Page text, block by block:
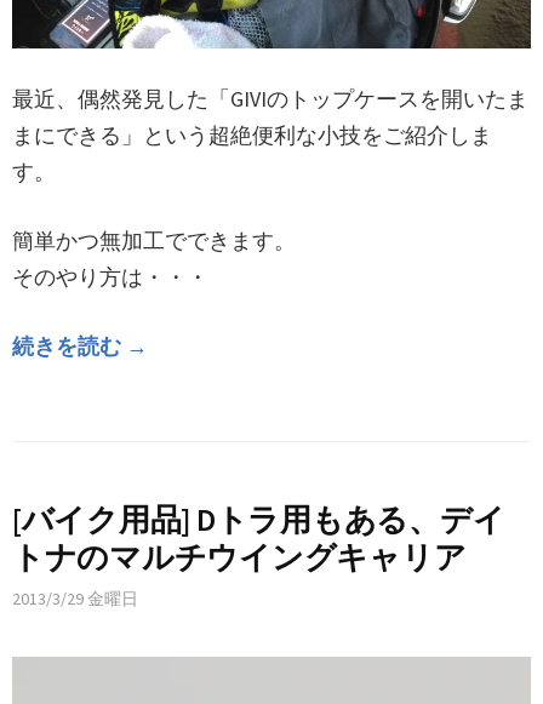
最近、偶然発見した「GIVIのトップケースを開いたま
まにできる」という超絶便利な小技をご紹介しま
す。
簡単かつ無加工でできます。
そのやり方は・・・
続きを読む →
[バイク用品] Dトラ用もある、デイ
トナのマルチウイングキャリア
2013/3/29 金曜日